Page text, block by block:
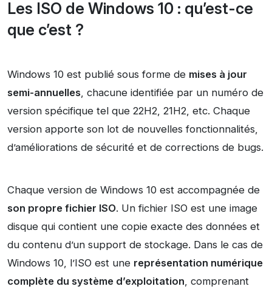
Les ISO de Windows 10 : qu’est-ce
que c’est ?
Windows 10 est publié sous forme de mises à jour
semi-annuelles, chacune identifiée par un numéro de
version spécifique tel que 22H2, 21H2, etc. Chaque
version apporte son lot de nouvelles fonctionnalités,
d’améliorations de sécurité et de corrections de bugs.
Chaque version de Windows 10 est accompagnée de
son propre fichier ISO. Un fichier ISO est une image
disque qui contient une copie exacte des données et
du contenu d’un support de stockage. Dans le cas de
Windows 10, l’ISO est une représentation numérique
complète du système d’exploitation, comprenant